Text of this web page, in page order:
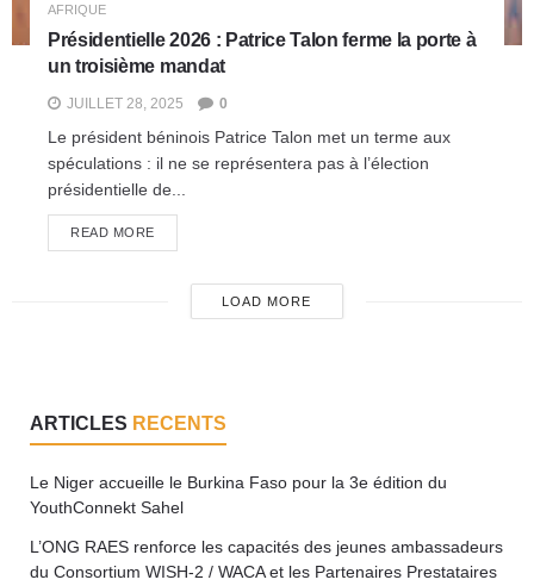
AFRIQUE
Présidentielle 2026 : Patrice Talon ferme la porte à
un troisième mandat
JUILLET 28, 2025 0
Le président béninois Patrice Talon met un terme aux
spéculations : il ne se représentera pas à l’élection
présidentielle de...
READ MORE
LOAD MORE
ARTICLES RECENTS
Le Niger accueille le Burkina Faso pour la 3e édition du
YouthConnekt Sahel
L’ONG RAES renforce les capacités des jeunes ambassadeurs
du Consortium WISH-2 / WACA et les Partenaires Prestataires